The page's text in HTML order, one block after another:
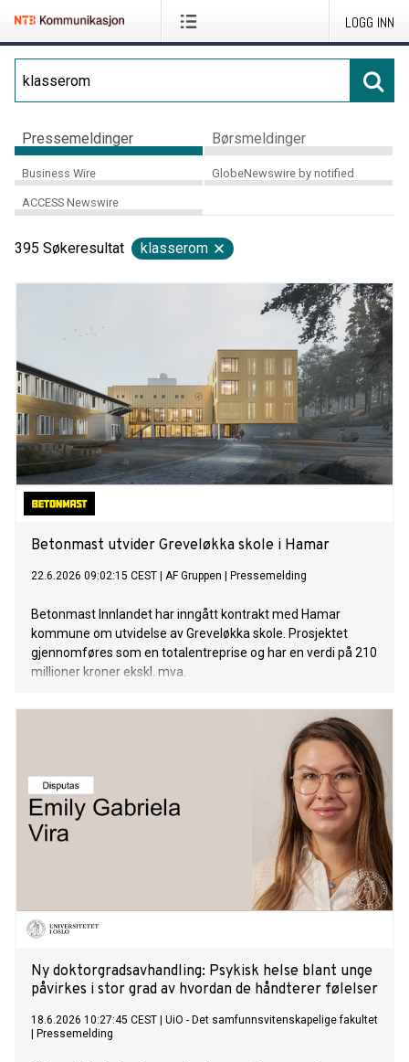
LOGG INN
Pressemeldinger Børsmeldinger
Business Wire GlobeNewswire by notified
ACCESS Newswire
395 Søkeresultat klasserom
Betonmast utvider Greveløkka skole i Hamar
22.6.2026 09:02:15 CEST AF Gruppen Pressemelding
Betonmast Innlandet har inngått kontrakt med Hamar
kommune om utvidelse av Greveløkka skole. Prosjektet
gjennomføres som en totalentreprise og har en verdi på 210
millioner kroner ekskl. mva.
Ny doktorgradsavhandling: Psykisk helse blant unge
påvirkes i stor grad av hvordan de håndterer følelser
18.6.2026 10:27:45 CEST
UiO - Det samfunnsvitenskapelige fakultet
Pressemelding